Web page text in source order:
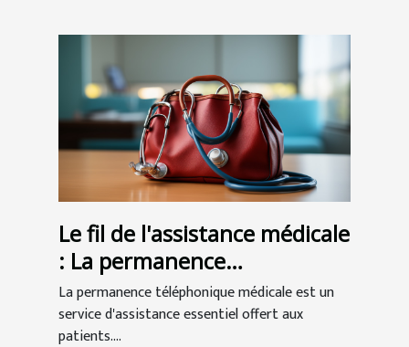
Le fil de l'assistance médicale
: La permanence
téléphonique au service des
patients
La permanence téléphonique médicale est un
service d'assistance essentiel offert aux
patients....